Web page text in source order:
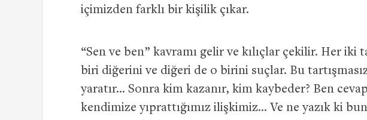
içimizden farklı bir kişilik çıkar.
“Sen ve ben” kavramı gelir ve kılıçlar çekilir. Her iki
biri diğerini ve diğeri de o birini suçlar. Bu
yaratır… Sonra kim kazanır, kim kaybeder? Ben
kendimize yıprattığımız ilişkimiz… Ve ne yazık ki